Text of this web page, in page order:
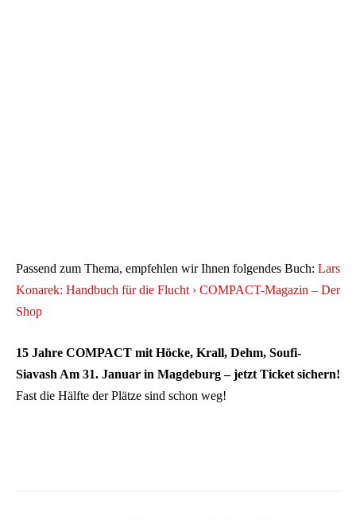
Passend zum Thema, empfehlen wir Ihnen folgendes Buch: Lars
Konarek: Handbuch für die Flucht › COMPACT-Magazin – Der
Shop
15 Jahre COMPACT mit Höcke, Krall, Dehm, Soufi-
Siavash Am 31. Januar in Magdeburg – jetzt Ticket sichern!
Fast die Hälfte der Plätze sind schon weg!